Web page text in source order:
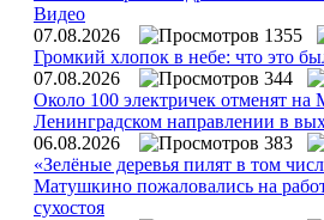
Видео
07.08.2026
1355
Громкий хлопок в небе: что это
07.08.2026
344
Около 100 электричек отменят
Ленинградском направлении в
06.08.2026
383
«Зелёные деревья пилят в том
Матушкино пожаловались на
сухостоя